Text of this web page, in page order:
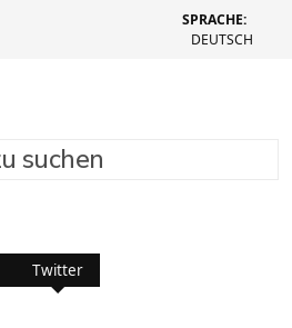
SPRACHE:
DEUTSCH
Twitter